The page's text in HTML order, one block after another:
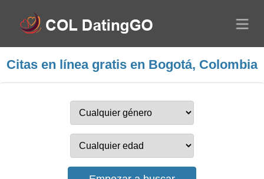
Citas en línea gratis en Bogotá, Colombia